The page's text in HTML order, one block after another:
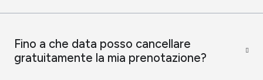
Fino a che data posso cancellare
gratuitamente la mia prenotazione?